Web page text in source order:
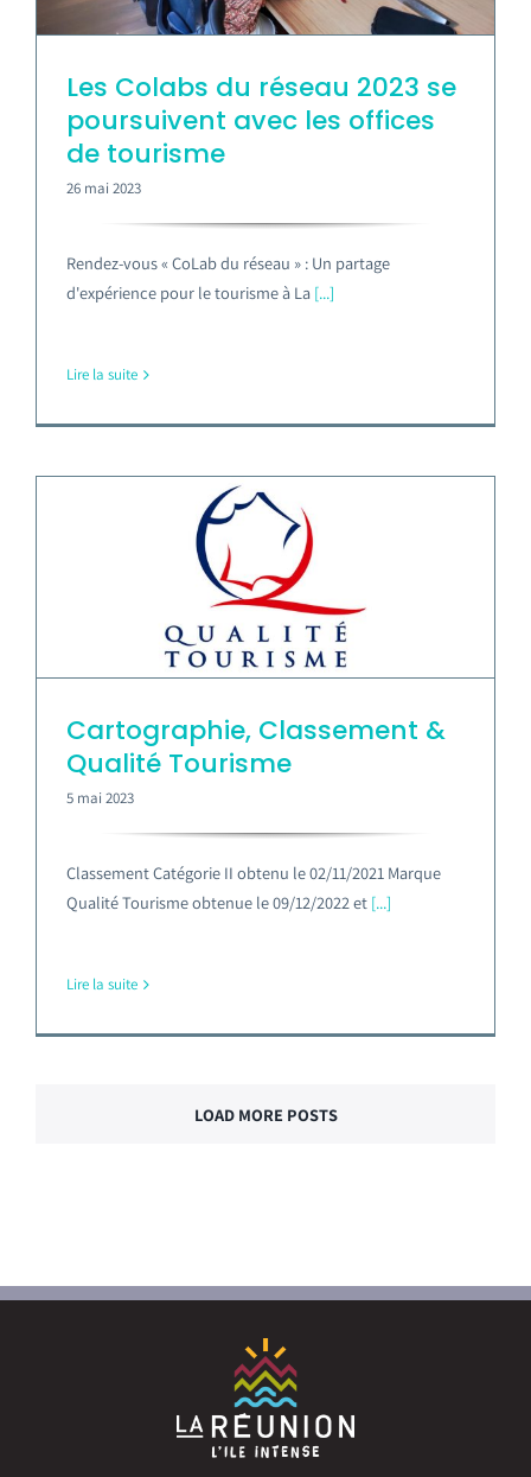
Les Colabs du réseau 2023 se
poursuivent avec les offices
de tourisme
26 mai 2023
Rendez-vous « CoLab du réseau » : Un partage
d'expérience pour le tourisme à La[...]
Lire la suite
Cartographie, Classement &
Qualité Tourisme
5 mai 2023
Classement Catégorie II obtenu le 02/11/2021 Marque
Qualité Tourisme obtenue le 09/12/2022 et[...]
Lire la suite
LOAD MORE POSTS